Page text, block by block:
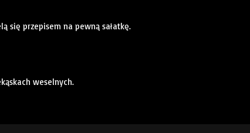
się przepisem na pewną sałatkę.
weselnych.